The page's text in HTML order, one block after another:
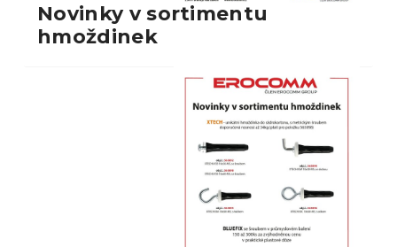
Novinky v sortimentu
hmoždinek